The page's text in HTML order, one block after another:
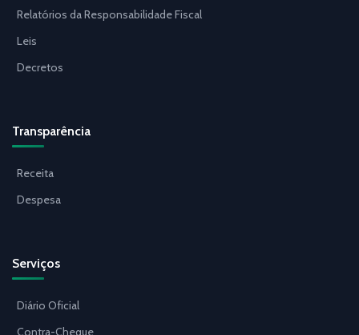
Relatórios da Responsabilidade Fiscal
Leis
Decretos
Transparência
Receita
Despesa
Serviços
Diário Oficial
Contra-Cheque